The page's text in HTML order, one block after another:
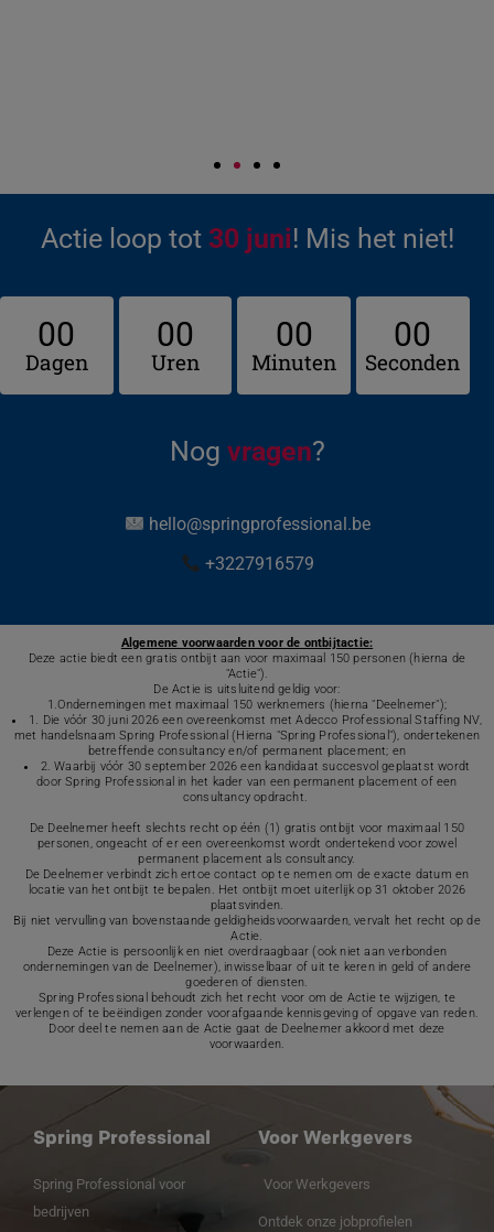
Actie loop tot 30 juni! Mis het niet!
00
Dagen
00
Uren
00
Minuten
00
Seconden
Nog vragen?
hello@springprofessional.be
+3227916579
Algemene voorwaarden voor de ontbijtactie:
Deze actie biedt een gratis ontbijt aan voor maximaal 150 personen (hierna de
"Actie").
De Actie is uitsluitend geldig voor:
1.Ondernemingen met maximaal 150 werknemers (hierna "Deelnemer");
1. Die vóór 30 juni 2026 een overeenkomst met Adecco Professional Staffing NV,
met handelsnaam Spring Professional (Hierna "Spring Professional"), ondertekenen
betreffende consultancy en/of permanent placement; en
2. Waarbij vóór 30 september 2026 een kandidaat succesvol geplaatst wordt
door Spring Professional in het kader van een permanent placement of een
consultancy opdracht.
De Deelnemer heeft slechts recht op één (1) gratis ontbijt voor maximaal 150
personen, ongeacht of er een overeenkomst wordt ondertekend voor zowel
permanent placement als consultancy.
De Deelnemer verbindt zich ertoe contact op te nemen om de exacte datum en
locatie van het ontbijt te bepalen. Het ontbijt moet uiterlijk op 31 oktober 2026
plaatsvinden.
Bij niet vervulling van bovenstaande geldigheidsvoorwaarden, vervalt het recht op de
Actie.
Deze Actie is persoonlijk en niet overdraagbaar (ook niet aan verbonden
ondernemingen van de Deelnemer), inwisselbaar of uit te keren in geld of andere
goederen of diensten.
Spring Professional behoudt zich het recht voor om de Actie te wijzigen, te
verlengen of te beëindigen zonder voorafgaande kennisgeving of opgave van reden.
Door deel te nemen aan de Actie gaat de Deelnemer akkoord met deze
voorwaarden.
Spring Professional
Spring Professional voor
bedrijven
Voor Werkgevers
Voor Werkgevers
Ontdek onze jobprofielen